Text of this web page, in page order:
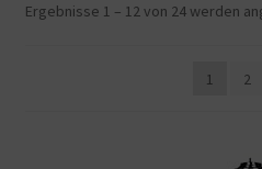
Kasse
Ergebnisse 1 – 12 von 24 werden
1 2